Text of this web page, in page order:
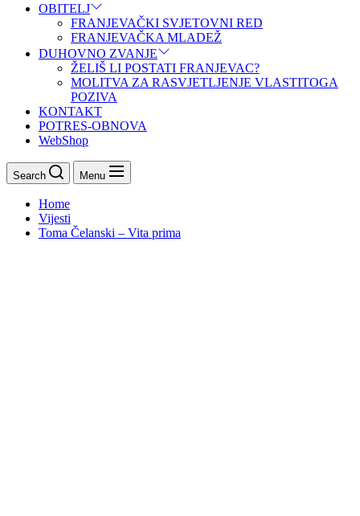
OBITELJ
FRANJEVAČKI SVJETOVNI RED
FRANJEVAČKA MLADEŽ
DUHOVNO ZVANJE
ŽELIŠ LI POSTATI FRANJEVAC?
MOLITVA ZA RASVJETLJENJE VLASTITOGA
POZIVA
KONTAKT
POTRES-OBNOVA
WebShop
Search Menu
Home
Vijesti
Toma Čelanski – Vita prima